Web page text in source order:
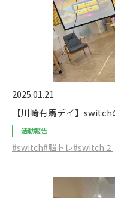
2025.01.21
【川崎有馬デイ】
活動報告
#switch#脳トレ#switch２